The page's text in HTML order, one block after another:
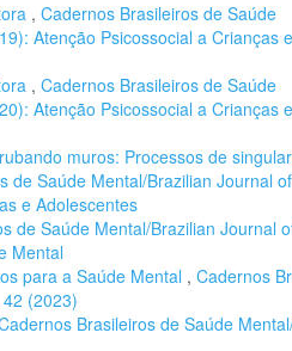
, Cadernos Brasileiros de Saúde
Atenção Psicossocial a Crianças e
, Cadernos Brasileiros de Saúde
Atenção Psicossocial a Crianças e
muros: Processos de
de Saúde Mental/Brazilian Journal
e Adolescentes
de Saúde Mental/Brazilian Journal
Mental
para a Saúde Mental , Cadernos
(2023)
Brasileiros de Saúde